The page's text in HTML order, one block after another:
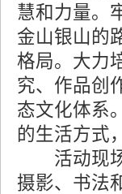
慧和力量。
金山银山的
格局。大力
究、作品创
态文化体系
的生活方式
活动现场
摄影、书法